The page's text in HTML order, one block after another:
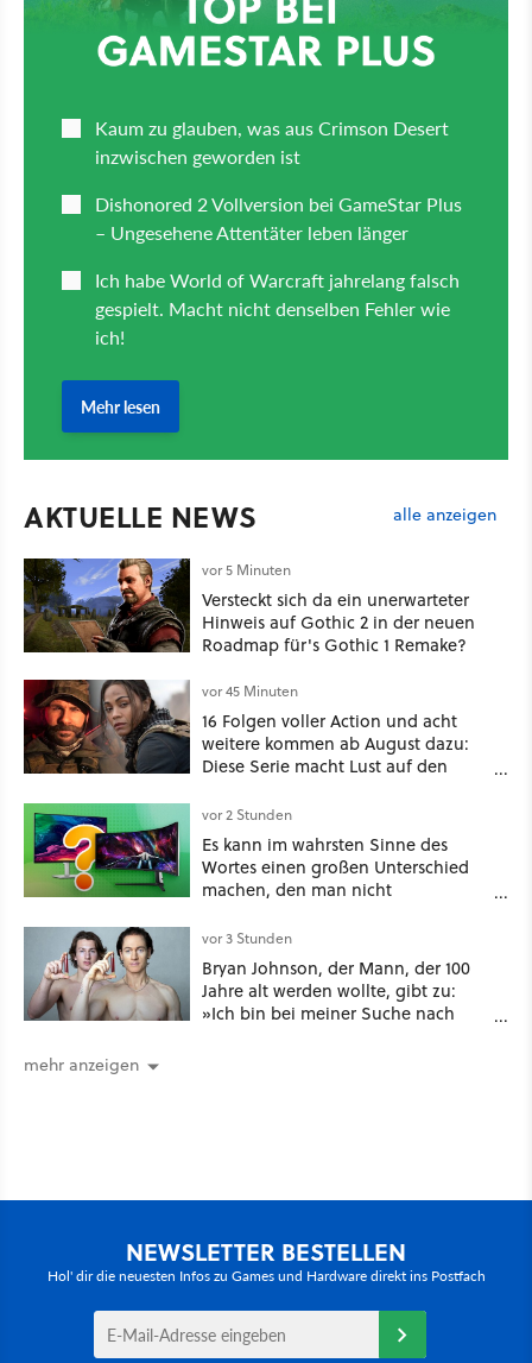
AKTUELLE NEWS alle anzeigen
vor 5 Minuten
Versteckt sich da ein unerwarteter
Hinweis auf Gothic 2 in der neuen
Roadmap für's Gothic 1 Remake?
vor 45 Minuten
16 Folgen voller Action und acht
weitere kommen ab August dazu:
Diese Serie macht Lust auf den
vor 2 Stunden
Es kann im wahrsten Sinne des
Wortes einen großen Unterschied
machen, den man nicht
Seitenverhältnis seid ihr unterwegs?
vor 3 Stunden
Bryan Johnson, der Mann, der 100
Jahre alt werden wollte, gibt zu:
»Ich bin bei meiner Suche nach
mehr anzeigen
NEWSLETTER BESTELLEN
Hol' dir die neuesten Infos zu Games und Hardware direkt ins Postfach